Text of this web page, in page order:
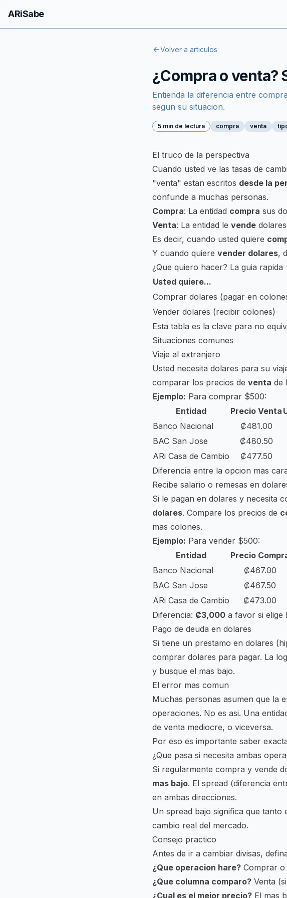
ARiSabe
Volver a articulos
¿Compra o venta?
Entienda la diferencia entre
segun su situacion.
5 min de lectura compra venta
El truco de la perspectiva
Cuando usted ve las tasas de
"venta" estan escritos desde la
confunde a muchas personas.
Compra: La entidad compra sus
Venta: La entidad le vende
Es decir, cuando usted quiere
Y cuando quiere vender dolares,
¿Que quiero hacer? La guia rapida
Usted quiere...
Comprar dolares (pagar en
Vender dolares (recibir colones)
Esta tabla es la clave para no
Situaciones comunes
Viaje al extranjero
Usted necesita dolares para su
comparar los precios de venta de
Ejemplo: Para comprar $500:
Entidad
Precio Venta
Banco Nacional
₡481.00
BAC San Jose
₡480.50
ARi Casa de Cambio
₡477.50
Diferencia entre la opcion mas
Recibe salario o remesas en
Si le pagan en dolares y necesita
dolares. Compare los precios de
mas colones.
Ejemplo: Para vender $500:
Entidad
Precio
Banco Nacional
₡467.00
BAC San Jose
₡467.50
ARi Casa de Cambio
₡473.00
Diferencia: ₡3,000 a favor si elige
Pago de deuda en dolares
Si tiene un prestamo en dolares
comprar dolares para pagar. La
y busque el mas bajo.
El error mas comun
Muchas personas asumen que la
operaciones. No es asi. Una
de venta mediocre, o viceversa.
Por eso es importante saber
¿Que pasa si necesita ambas
Si regularmente compra y vende
mas bajo. El spread (diferencia
en ambas direcciones.
Un spread bajo significa que
cambio real del mercado.
Consejo practico
Antes de ir a cambiar divisas,
¿Que operacion hare? Comprar o
¿Que columna comparo? Venta
¿Cual es el mejor precio? El mas